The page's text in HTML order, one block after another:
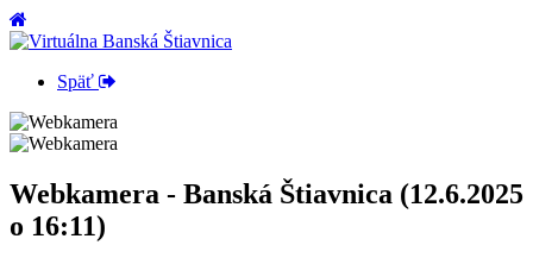
Späť
Webkamera - Banská Štiavnica (12.6.2025
o 16:11)